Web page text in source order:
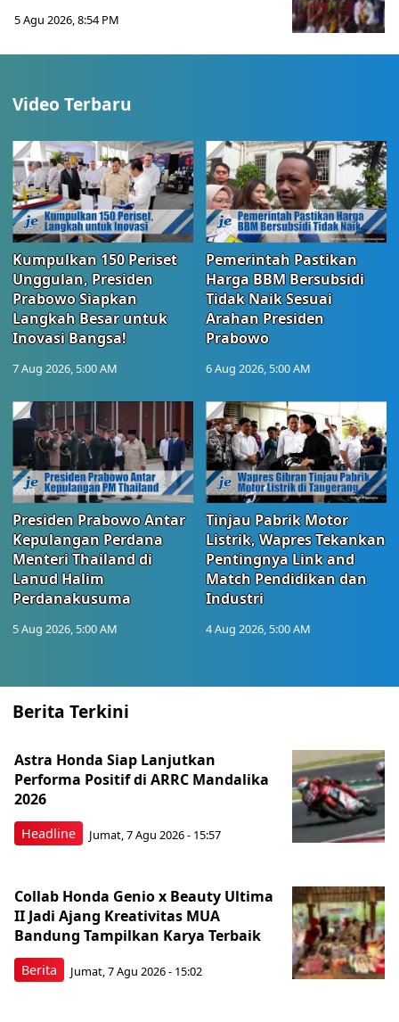
5 Agu 2026, 8:54 PM
Video Terbaru
Kumpulkan 150 Periset
Unggulan, Presiden
Prabowo Siapkan
Langkah Besar untuk
Inovasi Bangsa!
7 Aug 2026, 5:00 AM
Pemerintah Pastikan
Harga BBM Bersubsidi
Tidak Naik Sesuai
Arahan Presiden
Prabowo
6 Aug 2026, 5:00 AM
Presiden Prabowo Antar
Kepulangan Perdana
Menteri Thailand di
Lanud Halim
Perdanakusuma
5 Aug 2026, 5:00 AM
Tinjau Pabrik Motor
Listrik, Wapres Tekankan
Pentingnya Link and
Match Pendidikan dan
Industri
4 Aug 2026, 5:00 AM
Berita Terkini
Headline
Astra Honda Siap Lanjutkan
Performa Positif di ARRC Mandalika
2026
Jumat, 7 Agu 2026 - 15:57
Berita
Collab Honda Genio x Beauty Ultima
II Jadi Ajang Kreativitas MUA
Bandung Tampilkan Karya Terbaik
Jumat, 7 Agu 2026 - 15:02